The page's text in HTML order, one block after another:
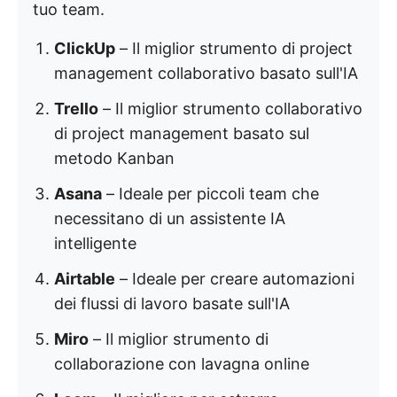
tuo team.
ClickUp – Il miglior strumento di project
management collaborativo basato sull'IA
Trello – Il miglior strumento collaborativo
di project management basato sul
metodo Kanban
Asana – Ideale per piccoli team che
necessitano di un assistente IA
intelligente
Airtable – Ideale per creare automazioni
dei flussi di lavoro basate sull'IA
Miro – Il miglior strumento di
collaborazione con lavagna online